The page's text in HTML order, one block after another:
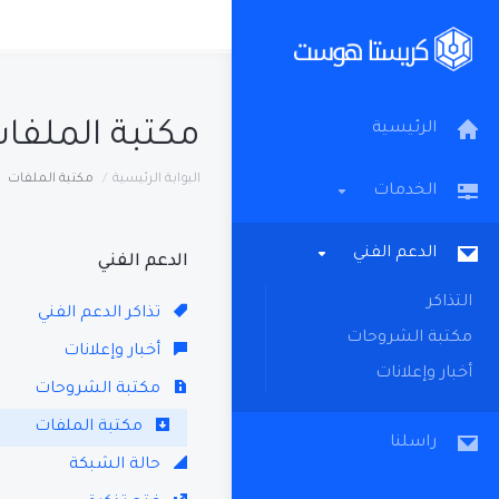
الرئيسية
الخدمات
الدعم الفني
التذاكر
مكتبة الشروحات
أخبار وإعلانات
راسلنا
مكتبة
البوابة الرئيسية مكتبة الملفات
الدعم الفني
تذاكر الدعم الفني
أخبار وإعلانات
مكتبة الشروحات
مكتبة الملفات
حالة الشبكة